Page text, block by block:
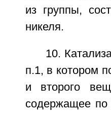
из группы,
никеля.
10.
п.1, в котором
и второго
содержащее